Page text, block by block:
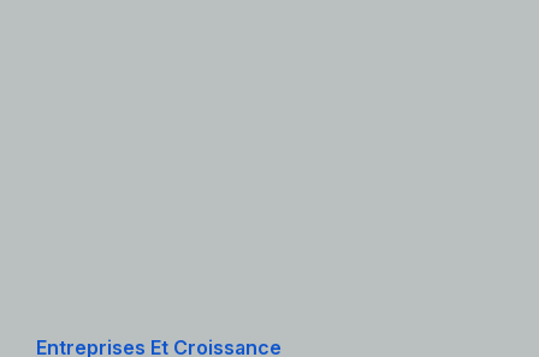
Entreprises Et Croissance